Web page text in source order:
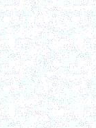
в
от
покаяние;
в
(1, 199-200)